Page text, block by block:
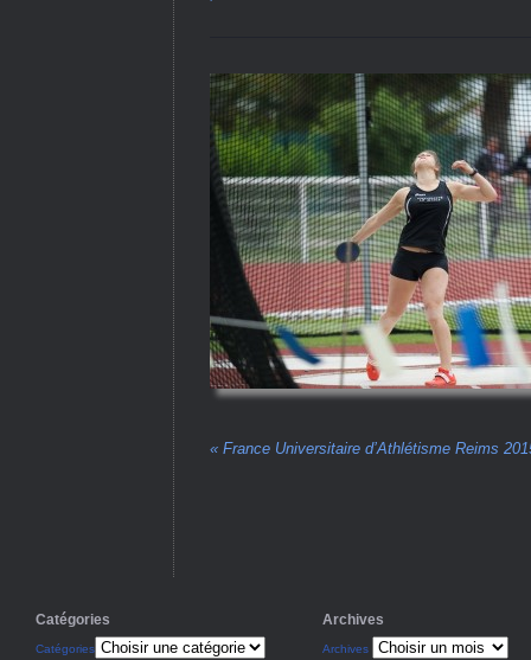
« France Universitaire d’Athlétisme Reims
Catégories
Catégories
Archives
Archives